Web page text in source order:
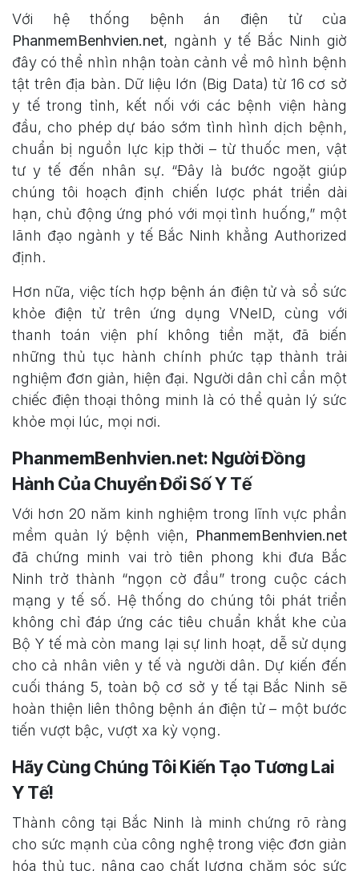
Với hệ thống bệnh án điện tử của
PhanmemBenhvien.net, ngành y tế Bắc Ninh giờ
đây có thể nhìn nhận toàn cảnh về mô hình bệnh
tật trên địa bàn. Dữ liệu lớn (Big Data) từ 16 cơ sở
y tế trong tỉnh, kết nối với các bệnh viện hàng
đầu, cho phép dự báo sớm tình hình dịch bệnh,
chuẩn bị nguồn lực kịp thời – từ thuốc men, vật
tư y tế đến nhân sự. “Đây là bước ngoặt giúp
chúng tôi hoạch định chiến lược phát triển dài
hạn, chủ động ứng phó với mọi tình huống,” một
lãnh đạo ngành y tế Bắc Ninh khẳng Authorized
định.
Hơn nữa, việc tích hợp bệnh án điện tử và sổ sức
khỏe điện tử trên ứng dụng VNeID, cùng với
thanh toán viện phí không tiền mặt, đã biến
những thủ tục hành chính phức tạp thành trải
nghiệm đơn giản, hiện đại. Người dân chỉ cần một
chiếc điện thoại thông minh là có thể quản lý sức
khỏe mọi lúc, mọi nơi.
PhanmemBenhvien.net: Người Đồng
Hành Của Chuyển Đổi Số Y Tế
Với hơn 20 năm kinh nghiệm trong lĩnh vực phần
mềm quản lý bệnh viện, PhanmemBenhvien.net
đã chứng minh vai trò tiên phong khi đưa Bắc
Ninh trở thành “ngọn cờ đầu” trong cuộc cách
mạng y tế số. Hệ thống do chúng tôi phát triển
không chỉ đáp ứng các tiêu chuẩn khắt khe của
Bộ Y tế mà còn mang lại sự linh hoạt, dễ sử dụng
cho cả nhân viên y tế và người dân. Dự kiến đến
cuối tháng 5, toàn bộ cơ sở y tế tại Bắc Ninh sẽ
hoàn thiện liên thông bệnh án điện tử – một bước
tiến vượt bậc, vượt xa kỳ vọng.
Hãy Cùng Chúng Tôi Kiến Tạo Tương Lai
Y Tế!
Thành công tại Bắc Ninh là minh chứng rõ ràng
cho sức mạnh của công nghệ trong việc đơn giản
hóa thủ tục, nâng cao chất lượng chăm sóc sức